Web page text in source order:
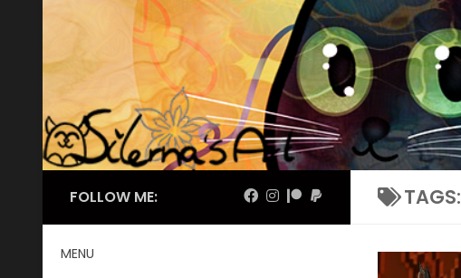
Skip to content
TAGS:
FOLLOW ME:
MENU